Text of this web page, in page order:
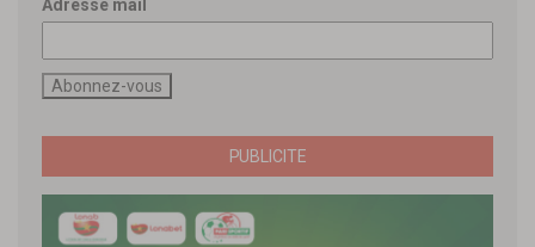
Adresse mail
PUBLICITE